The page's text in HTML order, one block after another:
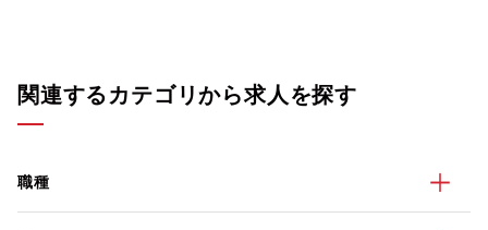
関連するカテゴリから求人を探す
職種